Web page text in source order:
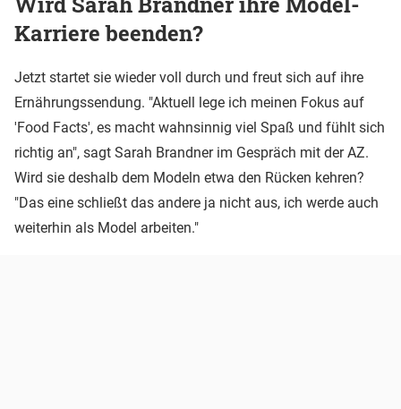
Karriere beenden?
Jetzt startet sie wieder voll durch und freut sich auf ihre
Ernährungssendung. "Aktuell lege ich meinen Fokus auf
'Food Facts', es macht wahnsinnig viel Spaß und fühlt sich
richtig an", sagt Sarah Brandner im Gespräch mit der AZ.
Wird sie deshalb dem Modeln etwa den Rücken kehren?
"Das eine schließt das andere ja nicht aus, ich werde auch
weiterhin als Model arbeiten."